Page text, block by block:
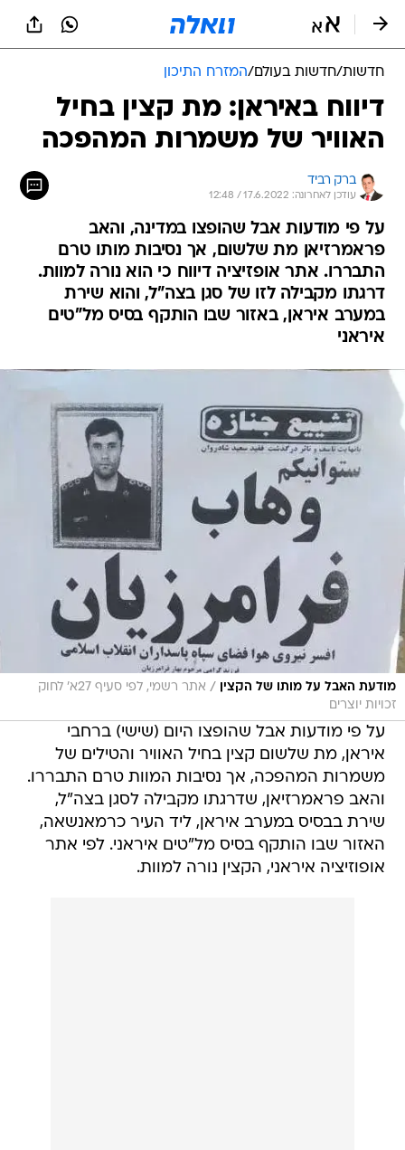
חדשות/חדשות בעולם/המזרח התיכון
דיווח באיראן: מת קצין בחיל
האוויר של משמרות המהפכה
ברק רביד
עודכן לאחרונה: 17.6.2022 / 12:48
על פי מודעות אבל שהופצו במדינה, והאב
פראמרזיאן מת שלשום, אך נסיבות מותו טרם
התבררו. אתר אופזיציה דיווח כי הוא נורה למוות.
דרגתו מקבילה לזו של סגן בצה"ל, והוא שירת
במערב איראן, באזור שבו הותקף בסיס מל"טים
איראני
מודעת האבל על מותו של הקצין /
אתר רשמי, לפי סעיף 27א' לחוק
זכויות יוצרים
על פי מודעות אבל שהופצו היום (שישי) ברחבי
איראן, מת שלשום קצין בחיל האוויר והטילים של
משמרות המהפכה, אך נסיבות המוות טרם התבררו.
והאב פראמרזיאן, שדרגתו מקבילה לסגן בצה"ל,
שירת בבסיס במערב איראן, ליד העיר כרמאנשאה,
האזור שבו הותקף בסיס מל"טים איראני. לפי אתר
אופוזיציה איראני, הקצין נורה למוות.